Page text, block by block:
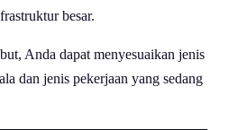
besar.
Anda dapat menyesuaikan jenis
dan jenis pekerjaan yang sedang